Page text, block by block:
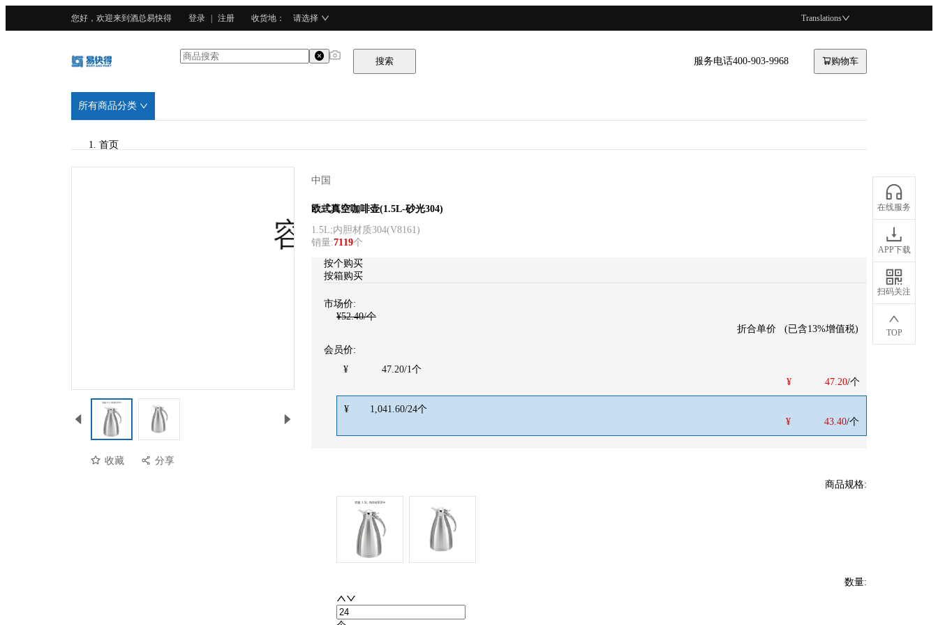
您好，欢迎来到酒总易快得 登录 注册 收货地 ： 请选择 Translations
搜索 服务电话400-903-9968 购物车
所有商品分类
在线服务
APP下载
扫码关注
TOP
首页
收藏 分享
中国
酒总精选
欧式真空咖啡壶(1.5L-砂光304)
1.5L;内胆材质304(V8161)
销量:7119个
按个购买
按箱购买
市场价:
¥52.40/个
折合单价
(已含13%增值税)
会员价:
¥
47.20/1个
¥
47.20/个
¥ 1,041.60/24个
¥
43.40/个
商品规格:
数量: